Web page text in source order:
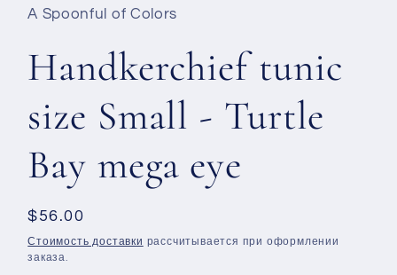
в
A Spoonful of Colors
Handkerchief tunic
size Small - Turtle
Bay mega eye
Обычная
цена
$56.00
Стоимость доставки рассчитывается при оформлении
заказа.